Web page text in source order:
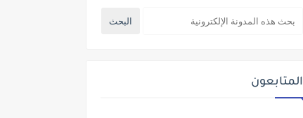
المتابعون